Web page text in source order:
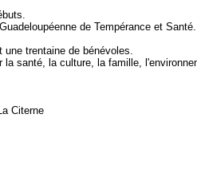
de Tempérance et Santé.
trentaine de bénévoles.
la santé, la culture, la famille,
Citerne